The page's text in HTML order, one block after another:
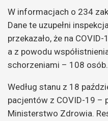
W informacjach o 234
Dane te uzupełni
przekazało, że na
a z powodu
schorzeniami – 108 osób.
Według stanu z 18
pacjentów z COVID-19 –
Ministerstwo Zdrowia.